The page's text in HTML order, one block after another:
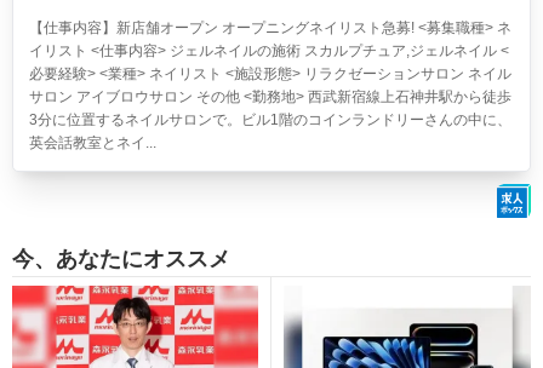
【仕事内容】新店舗オープン オープニングネイリスト急募! <募集職種> ネ
イリスト <仕事内容> ジェルネイルの施術 スカルプチュア,ジェルネイル <
必要経験> <業種> ネイリスト <施設形態> リラクゼーションサロン ネイル
サロン アイブロウサロン その他 <勤務地> 西武新宿線上石神井駅から徒歩
3分に位置するネイルサロンで。ビル1階のコインランドリーさんの中に、
英会話教室とネイ...
今、あなたにオススメ